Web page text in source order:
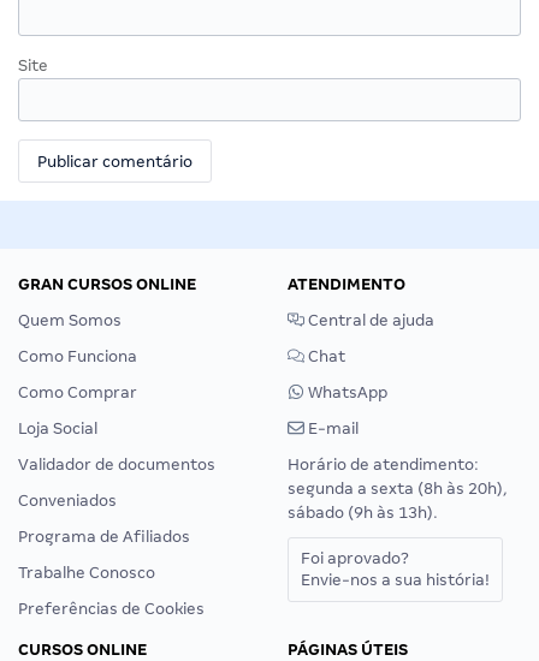
Site
GRAN CURSOS ONLINE
Quem Somos
Como Funciona
Como Comprar
Loja Social
Validador de documentos
Conveniados
Programa de Afiliados
Trabalhe Conosco
Preferências de Cookies
ATENDIMENTO
Central de ajuda
Chat
WhatsApp
E-mail
Horário de atendimento:
segunda a sexta (8h às 20h),
sábado (9h às 13h).
Foi aprovado?
Envie-nos a sua história!
CURSOS ONLINE
PÁGINAS ÚTEIS